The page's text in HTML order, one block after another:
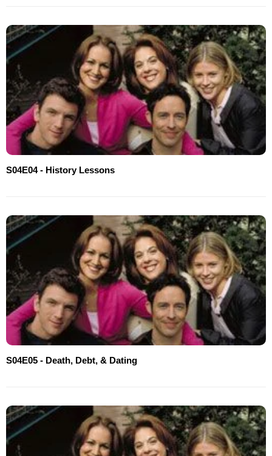
S04E04 - History Lessons
S04E05 - Death, Debt, & Dating